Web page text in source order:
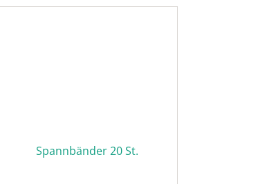
Spannbänder 20 St.